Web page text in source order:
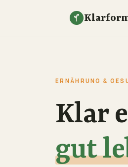
ERNÄHRUNG &
Klar
gut